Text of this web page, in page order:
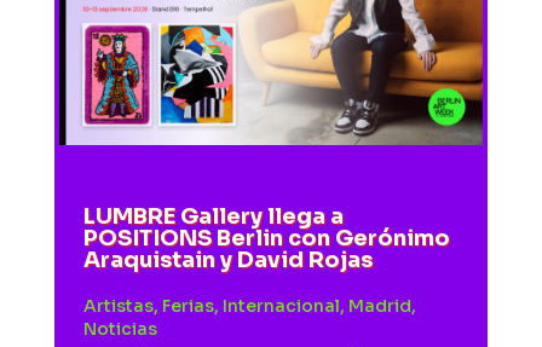
LUMBRE Gallery llega a
POSITIONS Berlin con Gerónimo
Araquistain y David Rojas
Artistas, Ferias, Internacional, Madrid,
Noticias